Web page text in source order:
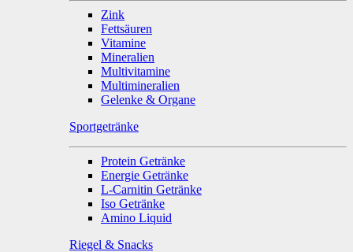
Zink
Fettsäuren
Vitamine
Mineralien
Multivitamine
Multimineralien
Gelenke & Organe
Sportgetränke
Protein Getränke
Energie Getränke
L-Carnitin Getränke
Iso Getränke
Amino Liquid
Riegel & Snacks